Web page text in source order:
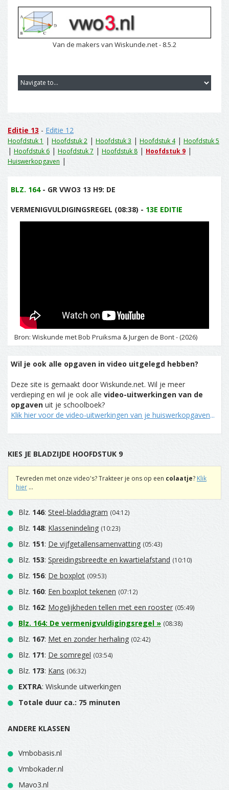
Van de makers van Wiskunde.net - 8.5.2
Editie 13 - Editie 12
Hoofdstuk 1 | Hoofdstuk 2 | Hoofdstuk 3 | Hoofdstuk 4| Hoofdstuk 5
| Hoofdstuk 6 | Hoofdstuk 7 | Hoofdstuk 8 | Hoofdstuk 9 |
Huiswerkopgaven |
BLZ. 164- GR VWO3 13 H9: DE
VERMENIGVULDIGINGSREGEL (08:38) - 13E EDITIE
Bron: Wiskunde met Bob Pruiksma & Jurgen de Bont - (2026)
Wil je ook alle opgaven in video uitgelegd hebben?
Deze site is gemaakt door Wiskunde.net. Wil je meer
verdieping en wil je ook alle video-uitwerkingen van de
opgaven uit je schoolboek?
Klik hier voor de video-uitwerkingen van je huiswerkopgaven...
KIES JE BLADZIJDE HOOFDSTUK 9
Tevreden met onze video's? Trakteer je ons op een colaatje? Klik
hier ...
Blz. 146: Steel-bladdiagram (04:12)
Blz. 148: Klassenindeling (10:23)
Blz. 151: De vijfgetallensamenvatting (05:43)
Blz. 153: Spreidingsbreedte en kwartielafstand (10:10)
Blz. 156: De boxplot (09:53)
Blz. 160: Een boxplot tekenen (07:12)
Blz. 162: Mogelijkheden tellen met een rooster (05:49)
Blz. 164: De vermenigvuldigingsregel » (08:38)
Blz. 167: Met en zonder herhaling (02:42)
Blz. 171: De somregel (03:54)
Blz. 173: Kans (06:32)
EXTRA: Wiskunde uitwerkingen
Totale duur ca.: 75 minuten
ANDERE KLASSEN
Vmbobasis.nl
Vmbokader.nl
Mavo3.nl